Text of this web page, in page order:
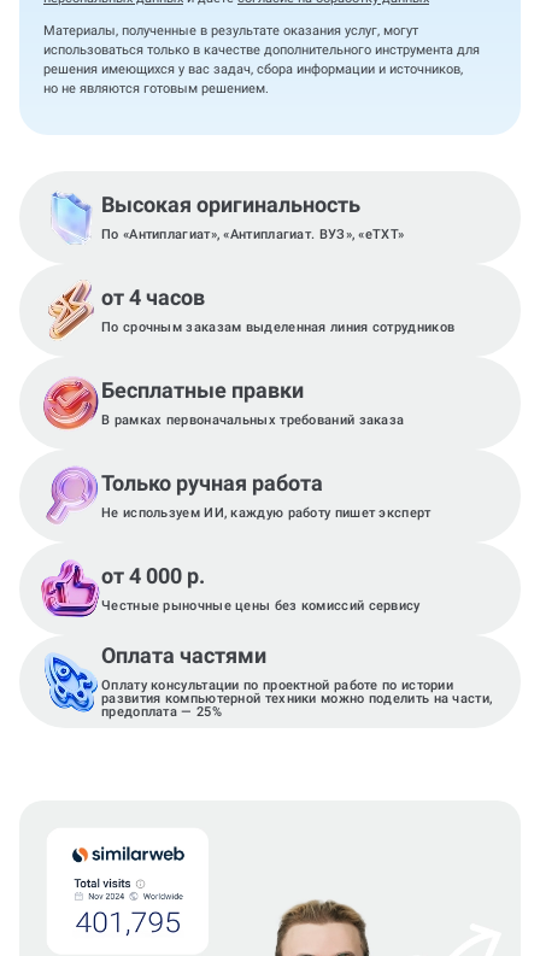
Материалы, полученные в результате оказания услуг, могут
использоваться только в качестве дополнительного инструмента для
решения имеющихся у вас задач, сбора информации и источников,
но не являются готовым решением.
Высокая оригинальность
По «Антиплагиат», «Антиплагиат. ВУЗ», «eTXT»
от 4 часов
По срочным заказам выделенная линия сотрудников
Бесплатные правки
В рамках первоначальных требований заказа
Только ручная работа
Не используем ИИ, каждую работу пишет эксперт
от 4 000 р.
Честные рыночные цены без комиссий сервису
Оплата частями
Оплату консультации по проектной работе по истории
развития компьютерной техники можно поделить на части,
предоплата — 25%